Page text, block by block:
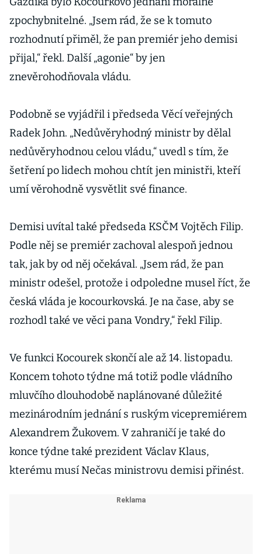
zpochybnitelné. „Jsem rád, že se k tomuto
rozhodnutí přiměl, že pan premiér jeho demisi
přijal,“ řekl. Další „agonie“ by jen
znevěrohodňovala vládu.
Podobně se vyjádřil i předseda Věcí veřejných
Radek John. „Nedůvěryhodný ministr by dělal
nedůvěryhodnou celou vládu,“ uvedl s tím, že
šetření po lidech mohou chtít jen ministři, kteří
umí věrohodně vysvětlit své finance.
Demisi uvítal také předseda KSČM Vojtěch Filip.
Podle něj se premiér zachoval alespoň jednou
tak, jak by od něj očekával. „Jsem rád, že pan
ministr odešel, protože i odpoledne musel říct, že
česká vláda je kocourkovská. Je na čase, aby se
rozhodl také ve věci pana Vondry,“ řekl Filip.
Ve funkci Kocourek skončí ale až 14. listopadu.
Koncem tohoto týdne má totiž podle vládního
mluvčího dlouhodobě naplánované důležité
mezinárodním jednání s ruským vicepremiérem
Alexandrem Žukovem. V zahraničí je také do
konce týdne také prezident Václav Klaus,
kterému musí Nečas ministrovu demisi přinést.